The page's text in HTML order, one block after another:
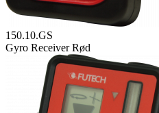
150.10.GS
Gyro Receiver Rød